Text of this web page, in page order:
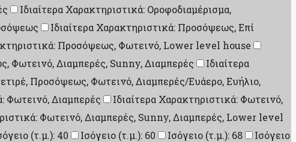
Ιδιαίτερα Χαρακτηριστικά: Οροφοδιαμέρισμα,
Ιδιαίτερα Χαρακτηριστικά: Προσόψεως, Επί
Προσόψεως, Φωτεινό, Lower level house
Φωτεινό, Διαμπερές, Sunny, Διαμπερές
Ιδιαίτερα
Προσόψεως, Φωτεινό, Διαμπερές/Ευάερο, Ευήλιο,
Φωτεινό, Διαμπερές
Ιδιαίτερα Χαρακτηριστικά: Φωτεινό,
Φωτεινό, Διαμπερές, Sunny, Διαμπερές, Lower level
(τ.μ.): 40 Ισόγειο (τ.μ.): 60 Ισόγειο (τ.μ.): 68
Ισόγειο